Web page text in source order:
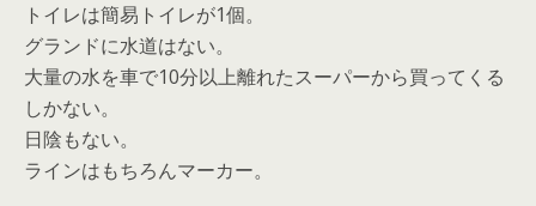
トイレは簡易トイレが1個。
グランドに水道はない。
大量の水を車で10分以上離れたスーパーから買ってくる
しかない。
日陰もない。
ラインはもちろんマーカー。